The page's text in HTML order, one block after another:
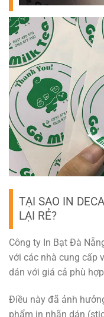
TẠI SAO IN
LẠI RẺ?
Công ty In Bạt Đà
với các nhà cung cấp
dán với giá cả phù
Điều này đã ảnh
phẩm in nhãn dán